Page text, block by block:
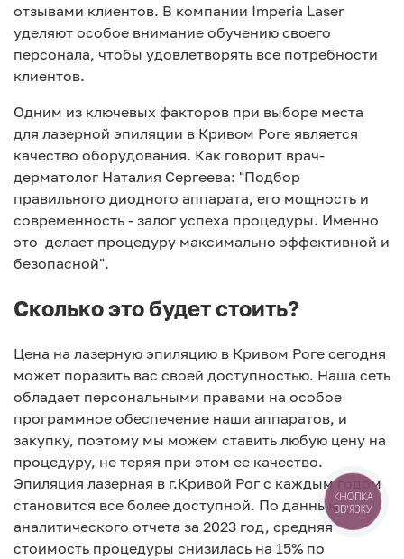
отзывами клиентов. В компании Imperia Laser
уделяют особое внимание обучению своего
персонала, чтобы удовлетворять все потребности
клиентов.
Одним из ключевых факторов при выборе места
для лазерной эпиляции в Кривом Роге является
качество оборудования. Как говорит врач-
дерматолог Наталия Сергеева: "Подбор
правильного диодного аппарата, его мощность и
современность - залог успеха процедуры. Именно
это делает процедуру максимально эффективной и
безопасной".
Сколько это будет стоить?
Цена на лазерную эпиляцию в Кривом Роге сегодня
может поразить вас своей доступностью. Наша сеть
обладает персональными правами на особое
программное обеспечение наши аппаратов, и
закупку, поэтому мы можем ставить любую цену на
процедуру, не теряя при этом ее качество.
Эпиляция лазерная в г.Кривой Рог с каждым годом
становится все более доступной. По данным
аналитического отчета за 2023 год, средняя
стоимость процедуры снизилась на 15% по
КНОПКА
ЗВ'ЯЗКУ